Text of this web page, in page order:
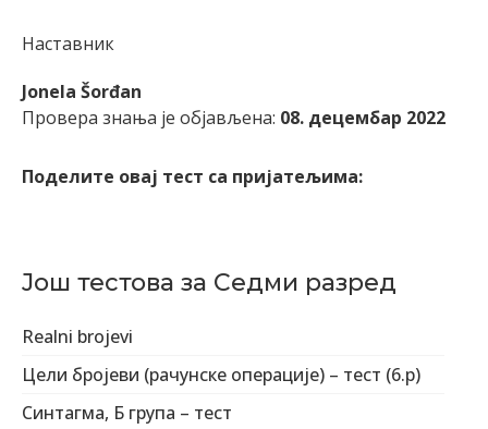
Наставник
Jonela Šorđan
Провера знања је објављена: 08. децембар 2022
Поделите овај тест са пријатељима:
Још тестова за Седми разред
Realni brojevi
Цели бројеви (рачунске операције) – тест (6.р)
Синтагма, Б група – тест